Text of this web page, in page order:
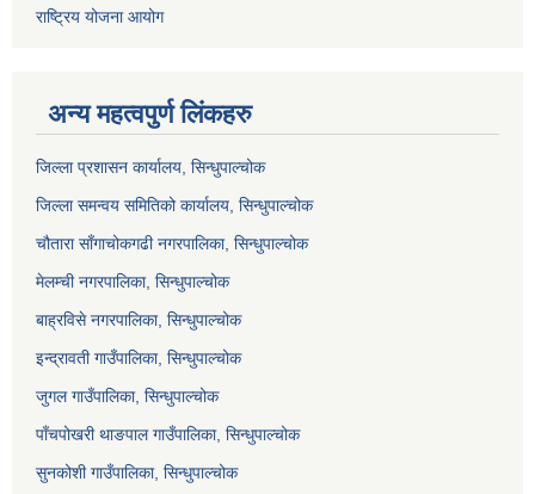
राष्ट्रिय योजना आयोग
अन्य महत्वपुर्ण लिंकहरु
जिल्ला प्रशासन कार्यालय, सिन्धुपाल्चोक
जिल्ला समन्वय समितिको कार्यालय, सिन्धुपाल्चोक
चौतारा साँगाचोकगढी नगरपालिका, सिन्धुपाल्चोक
मेलम्ची नगरपालिका, सिन्धुपाल्चोक
बाह्रविसे नगरपालिका, सिन्धुपाल्चोक
इन्द्रावती गाउँपालिका, सिन्धुपाल्चोक
जुगल गाउँपालिका, सिन्धुपाल्चोक
पाँचपोखरी थाङपाल गाउँपालिका, सिन्धुपाल्चोक
सुनकोशी गाउँपालिका, सिन्धुपाल्चोक